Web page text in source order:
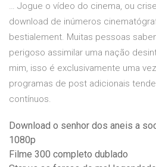
… Jogue o vídeo do cinema, ou
download de inúmeros
bestialement. Muitas pessoas
perigoso assimilar uma nação
mim, isso é exclusivamente uma
programas de post adicionais
contínuos.
Download o senhor dos aneis a
1080p
Filme 300 completo dublado